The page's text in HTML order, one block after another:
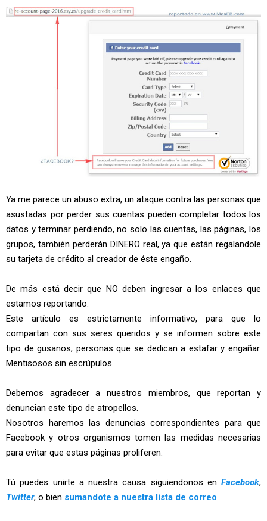
Ya me parece un abuso extra, un ataque contra las personas que
asustadas por perder sus cuentas pueden completar todos los
datos y terminar perdiendo, no solo las cuentas, las páginas, los
grupos, también perderán DINERO real, ya que están regalandole
su tarjeta de crédito al creador de éste engaño.
De más está decir que NO deben ingresar a los enlaces que
estamos reportando.
Este artículo es estrictamente informativo, para que lo
compartan con sus seres queridos y se informen sobre este
tipo de gusanos, personas que se dedican a estafar y engañar.
Mentisosos sin escrúpulos.
Debemos agradecer a nuestros miembros, que reportan y
denuncian este tipo de atropellos.
Nosotros haremos las denuncias correspondientes para que
Facebook y otros organismos tomen las medidas necesarias
para evitar que estas páginas proliferen.
Tú puedes unirte a nuestra causa siguiendonos en Facebook,
Twitter, o bien sumandote a nuestra lista de correo.